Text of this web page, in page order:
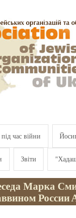
час війни
Звіти
Марка